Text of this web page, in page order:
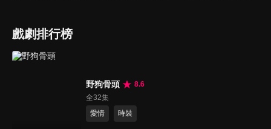
戲劇排行榜
野狗骨頭
8.6
全32集
愛情
時裝